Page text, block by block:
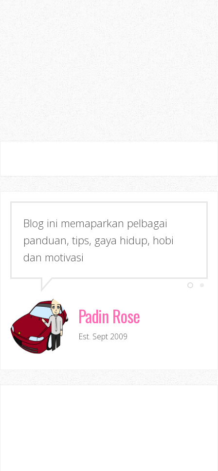
Semoga dapat memberi Manfaat &
Inspirasi kepada anda!
Padin Rose
Est. Sept 2009